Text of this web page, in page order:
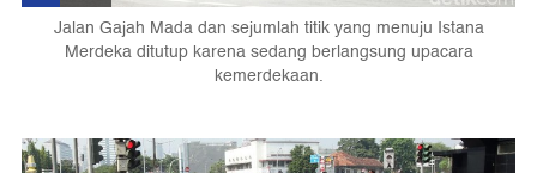
Jalan Gajah Mada dan sejumlah titik yang menuju Istana
Merdeka ditutup karena sedang berlangsung upacara
kemerdekaan.